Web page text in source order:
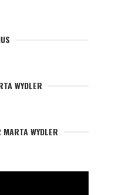
WYDLER
WYDLER